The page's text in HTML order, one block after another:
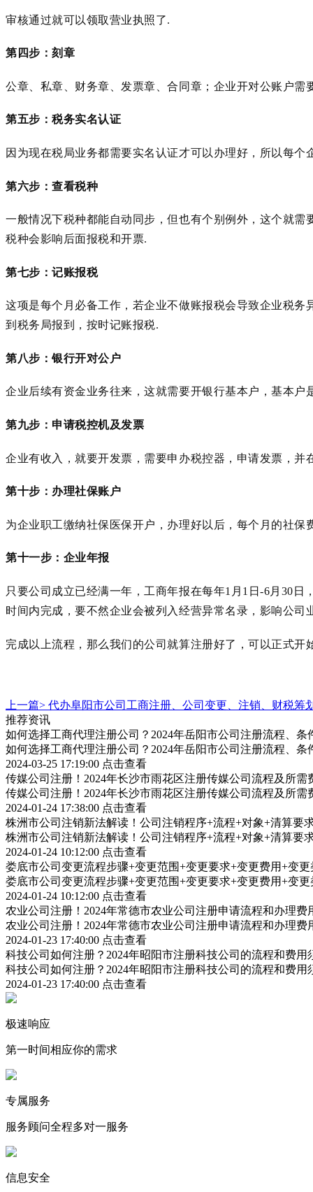
审核通过就可以领取营业执照了.
第四步：刻章
公章、私章、财务章、发票章、合同章；企业开对公账户
第五步：税务实名认证
因为现在税局业务都需要实名认证才可以办理好，所以每
第六步：查看税种
一般情况下税种都能自动同步，但也有个别例外，这个就
税种会影响后面报税和开票.
第七步：记账报税
这项是每个月必备工作，若企业不做账报税会导致企业税
到税务局报到，按时记账报税.
第八步：银行开对公户
企业后续有资金业务往来，这就需要开银行基本户，基本户
第九步：申请税控机及发票
企业有收入，就要开发票，需要申办税控器，申请发票，
第十步：办理社保账 户
为企业职工缴纳社保医保开户，办理好以后，每个月的社
第十一步：企业年报
只要公司成立已经满一年，工商年报在每年1月1日-6月30日
时间内完成，要不然企业会被列入经营异常名录，影响公司
完成以上流程，那么我们的公司就算注册好了，可以正式开
上一篇> 代办阜阳市公司工商注册、公司变更、注销、财税筹
推荐资讯
如何选择工商代理注册公司？2024年岳阳市公司注册流程、条
如何选择工商代理注册公司？2024年岳阳市公司注册流程、条
2024-03-25 17:19:00 点击查看
传媒公司注册！2024年长沙市雨花区注册传媒公司流程及所需
传媒公司注册！2024年长沙市雨花区注册传媒公司流程及所需
2024-01-24 17:38:00 点击查看
株洲市公司注销新法解读！公司注销程序+流程+对象+清算要
株洲市公司注销新法解读！公司注销程序+流程+对象+清算要
2024-01-24 10:12:00 点击查看
娄底市公司变更流程步骤+变更范围+变更要求+变更费用+变更
娄底市公司变更流程步骤+变更范围+变更要求+变更费用+变更
2024-01-24 10:12:00 点击查看
农业公司注册！2024年常德市农业公司注册申请流程和办理费
农业公司注册！2024年常德市农业公司注册申请流程和办理费
2024-01-23 17:40:00 点击查看
科技公司如何注册？2024年昭阳市注册科技公司的流程和费用
科技公司如何注册？2024年昭阳市注册科技公司的流程和费用
2024-01-23 17:40:00 点击查看
极速响应
第一时间相应你的需求
专属服务
服务顾问全程多对一服务
信息安全